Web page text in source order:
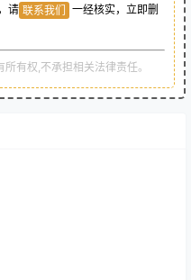
请 联系我们
一经核实，立即删
有权,不承担相关法律责任。